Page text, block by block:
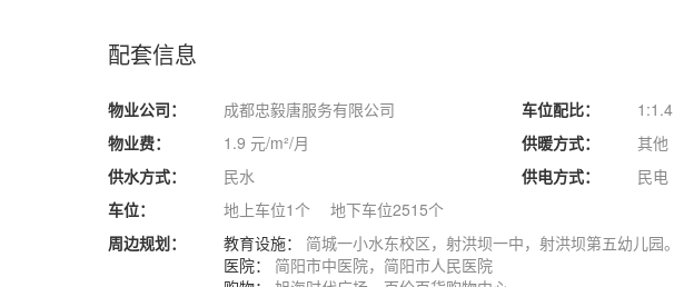
配套信息
物业公司： 成都忠毅唐服务有限公司 车位配比：
1:1.4
物业费：
1.9 元/m²/月 供暖方式：
其他
供水方式：
民水 供电方式：
民电
车位：
地上车位1个 地下车位2515个
周边规划：
教育设施： 简城一小水东校区，射洪坝一中，射洪坝第五幼儿园。
医院： 简阳市中医院，简阳市人民医院